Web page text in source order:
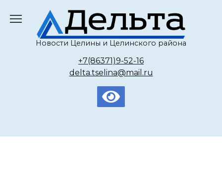
содержанию
Новости Целины и Целинского района
+7(86371)9-52-16
delta.tselina@mail.ru